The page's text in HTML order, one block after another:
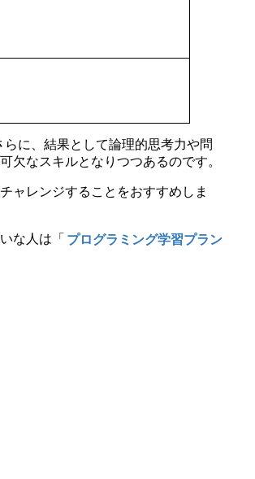
に、結果として論理的思考力や問
欠なスキルとなりつつあるのです。
ャレンジすることをおすすめしま
な人は「 プログラミング学習プラン